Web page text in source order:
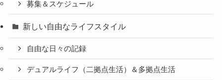
募集＆スケジュール
新しい自由なライフスタイル
自由な日々の記録
デュアルライフ（二拠点生活）＆多拠点生活